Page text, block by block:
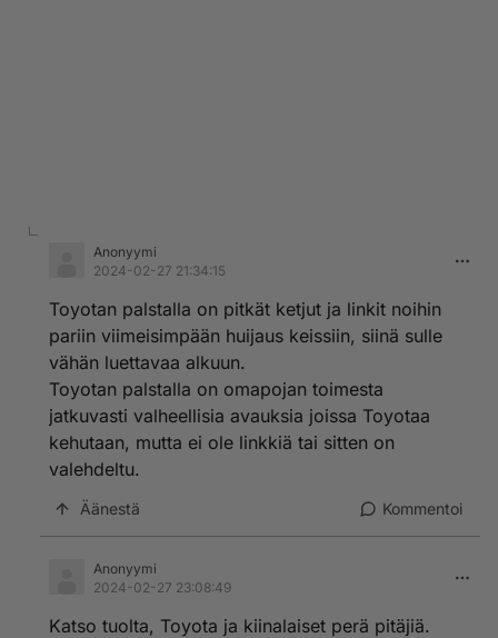
Anonyymi
2024-02-27 21:34:15
Toyotan palstalla on pitkät ketjut ja linkit noihin
pariin viimeisimpään huijaus keissiin, siinä sulle
vähän luettavaa alkuun.
Toyotan palstalla on omapojan toimesta
jatkuvasti valheellisia avauksia joissa Toyotaa
kehutaan, mutta ei ole linkkiä tai sitten on
valehdeltu.
Äänestä Kommentoi
Anonyymi
2024-02-27 23:08:49
Katso tuolta, Toyota ja kiinalaiset perä pitäjiä.